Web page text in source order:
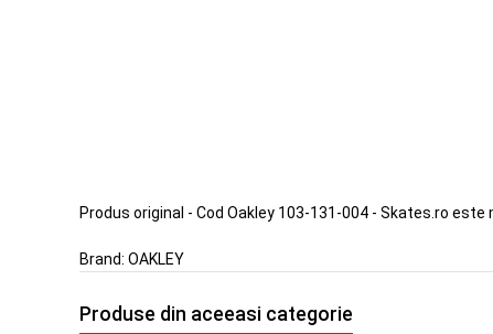
Produs original - Cod Oakley 103-131-004 - Skates.ro
Brand: OAKLEY
Produse din aceeasi categorie